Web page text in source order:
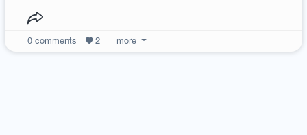
0comments 2 more